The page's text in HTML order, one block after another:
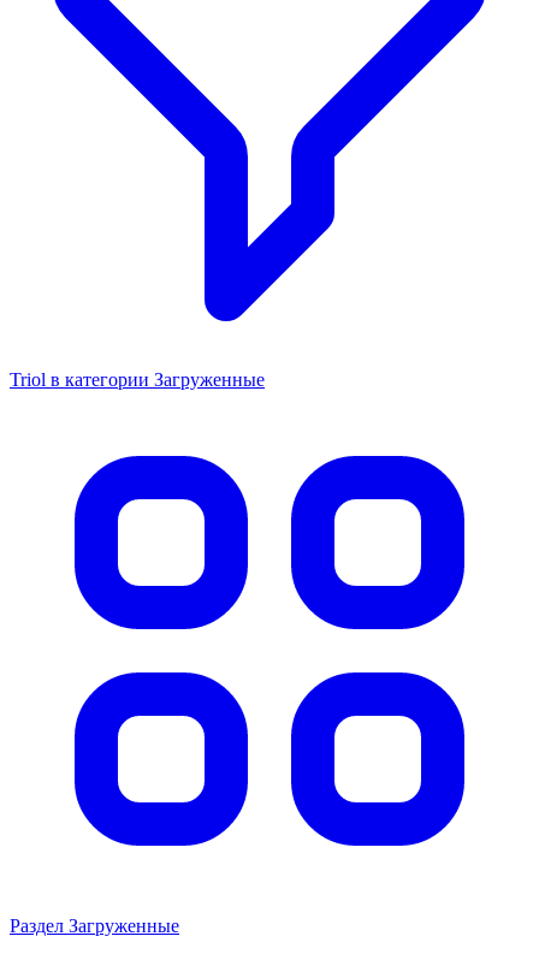
Triol в категории Загруженные
Раздел Загруженные